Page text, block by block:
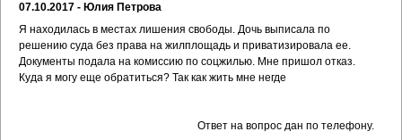
07.10.2017 - Юлия Петрова
Я находилась в местах лишения свободы. Дочь выписала по
решению суда без права на жилплощадь и приватизировала ее.
Документы подала на комиссию по соцжилью. Мне пришол отказ.
Куда я могу еще обратиться? Так как жить мне негде
Ответ на вопрос дан по телефону.